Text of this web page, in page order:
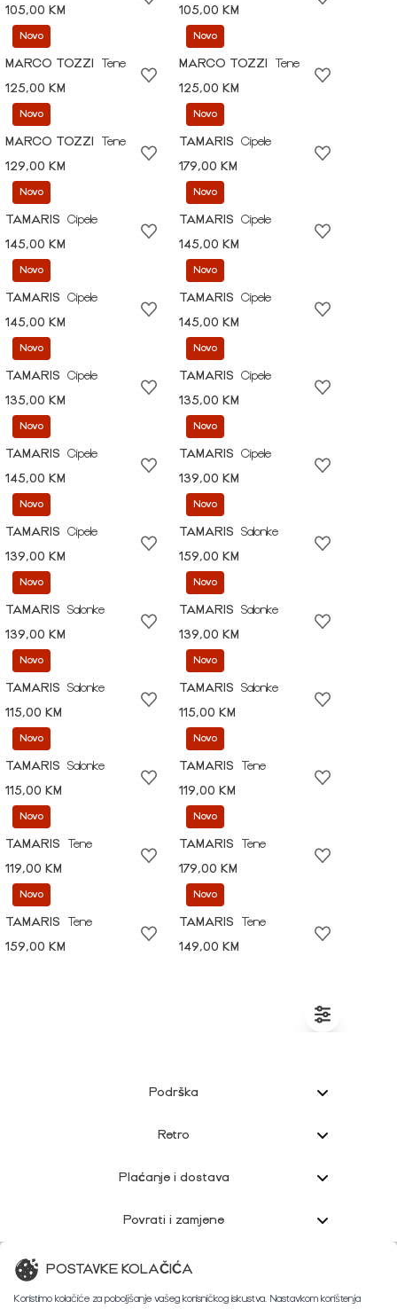
105,00 KM
105,00 KM
Novo
MARCO TOZZI
Tene
125,00 KM
Novo
MARCO TOZZI
Tene
125,00 KM
Novo
MARCO TOZZI
Tene
129,00 KM
Novo
TAMARIS
Cipele
179,00 KM
Novo
TAMARIS
Cipele
145,00 KM
Novo
TAMARIS
Cipele
145,00 KM
Novo
TAMARIS
Cipele
145,00 KM
Novo
TAMARIS
Cipele
145,00 KM
Novo
TAMARIS
Cipele
135,00 KM
Novo
TAMARIS
Cipele
135,00 KM
Novo
TAMARIS
Cipele
145,00 KM
Novo
TAMARIS
Cipele
139,00 KM
Novo
TAMARIS
Cipele
139,00 KM
Novo
TAMARIS
Salonke
159,00 KM
Novo
TAMARIS
Salonke
139,00 KM
Novo
TAMARIS
Salonke
139,00 KM
Novo
TAMARIS
Salonke
115,00 KM
Novo
TAMARIS
Salonke
115,00 KM
Novo
TAMARIS
Salonke
115,00 KM
Novo
TAMARIS
Tene
119,00 KM
Novo
TAMARIS
Tene
119,00 KM
Novo
TAMARIS
Tene
179,00 KM
Novo
TAMARIS
Tene
159,00 KM
Novo
TAMARIS
Tene
149,00 KM
Podrška
Retro
Plaćanje i dostava
Povrati i zamjene
Korisnička podrška
POSTAVKE KOLAČIĆA
Koristimo kolačiće za poboljšanje vašeg korisničkog iskustva. Nastavkom korištenja